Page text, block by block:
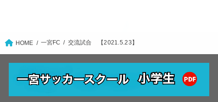
HOME 一宮FC 交流試合 【2021.5.23】